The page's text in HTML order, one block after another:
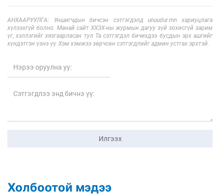
АНХААРУУЛГА: Уншигчдын бичсэн сэтгэгдэлд unuudur.mn хариуцлага
хүлээхгүй болно. Манай сайт ХХЗХ-ны журмын дагуу зүй зохисгүй зарим
үг, хэллэгийг хязгаарласан тул Та сэтгэгдэл бичихдээ бусдын эрх ашгийг
хүндэтгэн үзнэ үү. Хэм хэмжээ зөрчсөн сэтгэгдлийг админ устгах эрхтэй.
Илгээх
Холбоотой мэдээ